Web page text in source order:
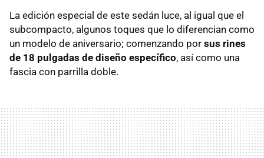
La edición especial de este sedán luce, al igual que el
subcompacto, algunos toques que lo diferencian como
un modelo de aniversario; comenzando por sus rines
de 18 pulgadas de diseño específico, así como una
fascia con parrilla doble.